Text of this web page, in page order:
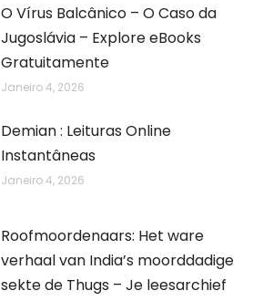
O Vírus Balcânico – O Caso da
Jugoslávia – Explore eBooks
Gratuitamente
Janeiro 4, 2026
Demian : Leituras Online
Instantâneas
Janeiro 4, 2026
Roofmoordenaars: Het ware
verhaal van India’s moorddadige
sekte de Thugs – Je leesarchief